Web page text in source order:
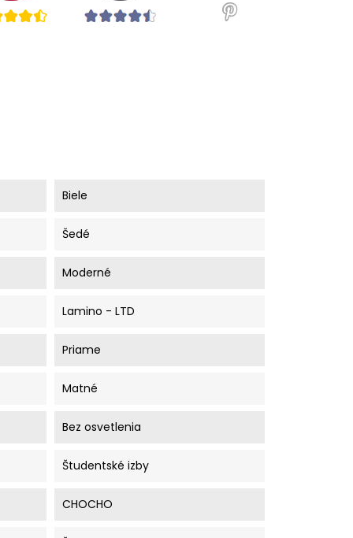
Biele
Šedé
Moderné
Lamino - LTD
Priame
Matné
Bez osvetlenia
Študentské izby
CHOCHO